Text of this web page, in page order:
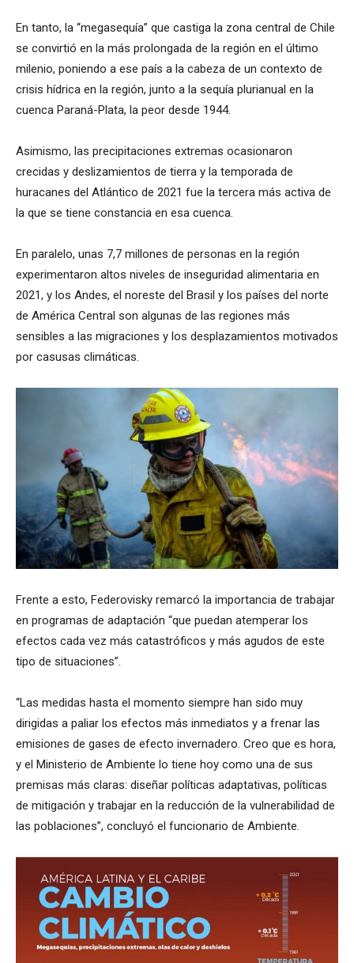
En tanto, la “megasequía” que castiga la zona central de Chile
se convirtió en la más prolongada de la región en el último
milenio, poniendo a ese país a la cabeza de un contexto de
crisis hídrica en la región, junto a la sequía plurianual en la
cuenca Paraná-Plata, la peor desde 1944.
Asimismo, las precipitaciones extremas ocasionaron
crecidas y deslizamientos de tierra y la temporada de
huracanes del Atlántico de 2021 fue la tercera más activa de
la que se tiene constancia en esa cuenca.
En paralelo, unas 7,7 millones de personas en la región
experimentaron altos niveles de inseguridad alimentaria en
2021, y los Andes, el noreste del Brasil y los países del norte
de América Central son algunas de las regiones más
sensibles a las migraciones y los desplazamientos motivados
por casusas climáticas.
Frente a esto, Federovisky remarcó la importancia de trabajar
en programas de adaptación “que puedan atemperar los
efectos cada vez más catastróficos y más agudos de este
tipo de situaciones”.
“Las medidas hasta el momento siempre han sido muy
dirigidas a paliar los efectos más inmediatos y a frenar las
emisiones de gases de efecto invernadero. Creo que es hora,
y el Ministerio de Ambiente lo tiene hoy como una de sus
premisas más claras: diseñar políticas adaptativas, políticas
de mitigación y trabajar en la reducción de la vulnerabilidad de
las poblaciones”, concluyó el funcionario de Ambiente.